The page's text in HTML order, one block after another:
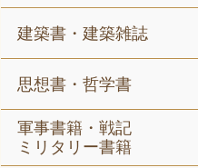
建築書・建築雑誌
思想書・哲学書
軍事書籍・戦記
ミリタリー書籍